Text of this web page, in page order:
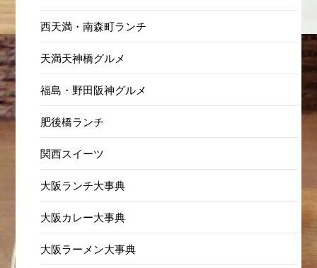
西天満・南森町ランチ
天満天神橋グルメ
福島・野田阪神グルメ
肥後橋ランチ
関西スイーツ
大阪ランチ大事典
大阪カレー大事典
大阪ラーメン大事典